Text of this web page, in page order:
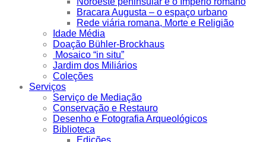
Bracara Augusta – o espaço urbano
Rede viária romana, Morte e Religião
Idade Média
Doação Bühler-Brockhaus
Mosaico “in situ”
Jardim dos Miliários
Coleções
Serviços
Serviço de Mediação
Conservação e Restauro
Desenho e Fotografia Arqueológicos
Biblioteca
Edições